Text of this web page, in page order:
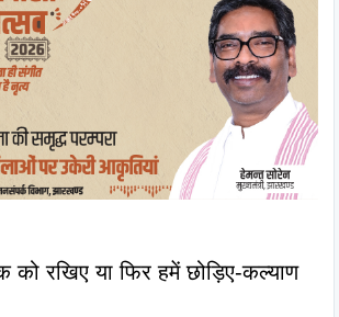
को रखिए या फिर हमें छोड़िए-कल्याण